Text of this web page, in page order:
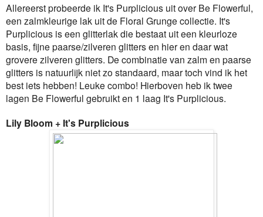
Allereerst probeerde ik It's Purplicious uit over Be Flowerful,
een zalmkleurige lak uit de Floral Grunge collectie. It's
Purplicious is een glitterlak die bestaat uit een kleurloze
basis, fijne paarse/zilveren glitters en hier en daar wat
grovere zilveren glitters. De combinatie van zalm en paarse
glitters is natuurlijk niet zo standaard, maar toch vind ik het
best iets hebben! Leuke combo! Hierboven heb ik twee
lagen Be Flowerful gebruikt en 1 laag It's Purplicious.
Lily Bloom + It's Purplicious